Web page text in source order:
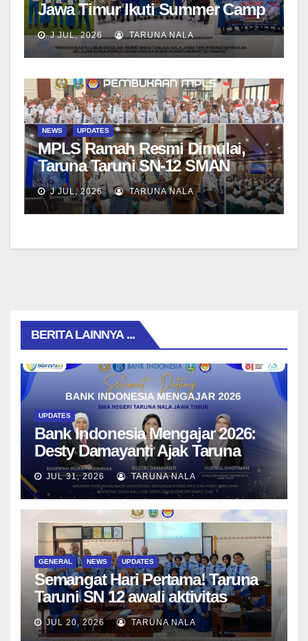
Jawa Timur Ikuti Summer Camp
di Da-Yeh University, Taiwan
J JUL, 2026 TARUNA NALA
NEWS UPDATES
MPLS Ramah Resmi Dimulai,
Taruna Taruni SN-12 SMAN
Taruna Nala Jawa Timur Siap
Menjalani Tahun Ajaran Baru
J JUL, 2026 TARUNA NALA
BERITA LAINNYA ...
UPDATES
Bank Indonesia Mengajar 2026:
Desty Damayanti Ajak Taruna
SMAN Taruna Nala Jawa Timur
Menjadi Generasi Pemimpin
Berwawasan Global
JUL 31, 2026 TARUNA NALA
GENERAL NEWS UPDATES
Semangat Hari Pertama! Taruna
Taruni SN 12 awali aktivitas
bersama Wali Kelas dan Tes
Asesmen Diagnostik
JUL 20, 2026 TARUNA NALA